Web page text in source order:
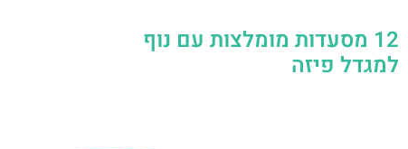
12 מסעדות מומלצות עם נוף
למגדל פיזה